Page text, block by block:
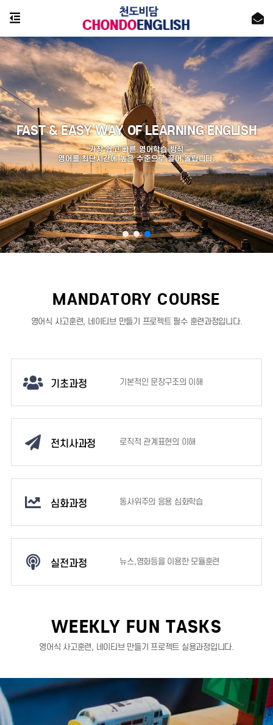
FAST & EASY WAY OF LEARNING ENGLISH
가장 쉽고 빠른 영어학습 방식
영어를 최단시간에 높은 수준으로 끌어 올립니다.
MANDATORY COURSE
영어식 사고훈련, 네이티브 만들기 프로젝트 필수 훈련과정입니다.
기초과정 기본적인 문장구조의 이해
전치사과정 로직적 관계표현의 이해
심화과정 동사위주의 응용 심화학습
실전과정 뉴스,영화등을 이용한 모듈훈련
WEEKLY FUN TASKS
영어식 사고훈련, 네이티브 만들기 프로젝트 실용과정입니다.